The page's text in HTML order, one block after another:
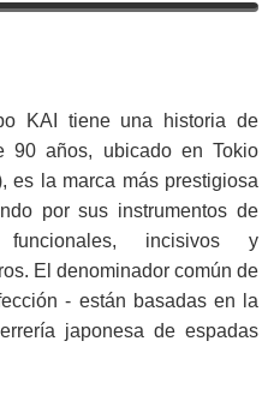
KAI tiene una historia de
90 años, ubicado en Tokio
es la marca más prestigiosa
por sus instrumentos de
funcionales, incisivos y
El denominador común de
- están basadas en la
japonesa de espadas